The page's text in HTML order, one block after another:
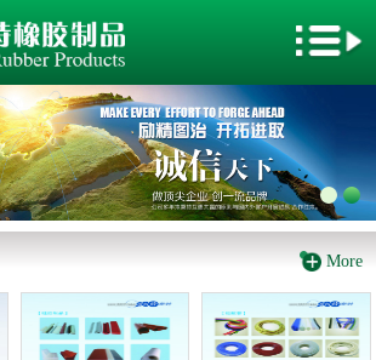
More
网站首页
关于我们
新闻动态
产品中心
企业文化